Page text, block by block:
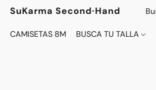
SuKarma Second·Hand
CAMISETAS 8M BUSCA TU TALLA